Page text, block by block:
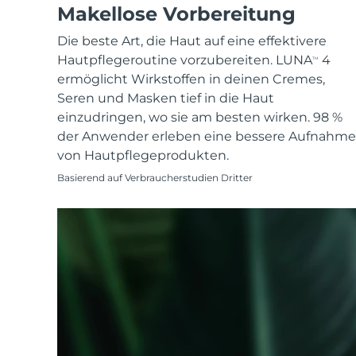
Makellose Vorbereitung
Die beste Art, die Haut auf eine effektivere
Hautpflegeroutine vorzubereiten. LUNATM
4
ermöglicht Wirkstoffen in deinen Cremes,
Seren und Masken tief in die Haut
einzudringen, wo sie am besten wirken. 98 %
der Anwender erleben eine bessere Aufnahme
von Hautpflegeprodukten.
Basierend auf Verbraucherstudien Dritter
All acne treatment devices
All revitalizing eye massagers
KIWI™ skincare
Advanced pore care essentials
Serum
issa™ Teeth Whitening Gel
18% PAP
Kosmetik
Männer
Kaufe alles